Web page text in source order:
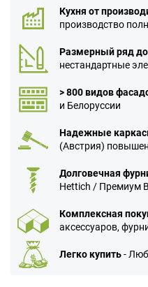
Кухня от
производство
Размерный ряд
нестандартные
> 800 видов
и Белоруссии
Надежные
(Австрия)
Долговечная
Hettich / Премиум
Комплексная
аксессуаров,
Легко купить-